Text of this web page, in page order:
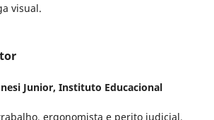
visual.
Junior, Instituto Educacional
ergonomista e perito judicial,